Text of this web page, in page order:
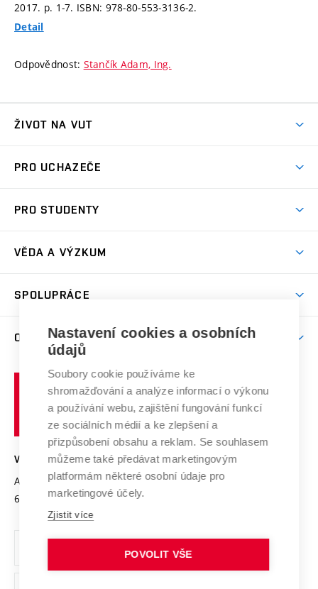
2017. p. 1-7. ISBN: 978-80-553-3136-2.
Detail
Odpovědnost: Stančík Adam, Ing.
ŽIVOT NA VUT
Koleje
Sport na VUT
PRO UCHAZEČE
Dny otevřených dveří
Celoživotní vzdělávání
E-přihláška
PRO STUDENTY
Harmonogram akademického roku
Závěrečné práce
Doktorské studium
Zpracování osobních údajů studentů
Sociální bezpečí
Studium bez bariér
Podpora podnikání
VĚDA A VÝZKUM
Mezinárodní vědecká rada
Systém zajišťování kvality výzkumu
Výzkumné infrastruktury
Transfer znalostí
Open Science
Projekty
Projekty ze strukturálních fondů
Specifický výzkum
SPOLUPRÁCE
Firemní spolupráce
Zahraniční spolupráce
Spolupráce se školami
Mezinárodní dohody
Univerzitní sítě
O UNIVERZITĚ
Profil univerzity
Udržitelná univerzita
Podnikavá univerzita / ContriBUTe
Bezpečná univerzita
Vyznamenání
Organizační struktura
Ochrana osobních údajů
učení
technické
Brně
VYSOKÉ UČENÍ TECHNICKÉ V BRNĚ
Antonínská 548/1
602 00 Brno
www.vut.cz
vut@vutbr.cz
Nastavení cookies a osobních
údajů
Soubory cookie používáme ke
shromažďování a analýze informací o výkonu
a používání webu, zajištění fungování funkcí
ze sociálních médií a ke zlepšení a
přizpůsobení obsahu a reklam. Se souhlasem
můžeme také předávat marketingovým
platformám některé osobní údaje pro
marketingové účely.
Zjistit více
POVOLIT VŠE